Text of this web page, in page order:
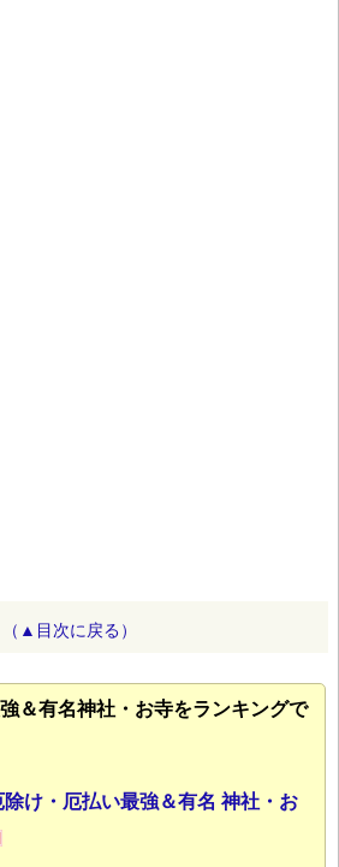
（▲目次に戻る）
＆有名神社・お寺をランキングで
除け・厄払い最強＆有名 神社・お